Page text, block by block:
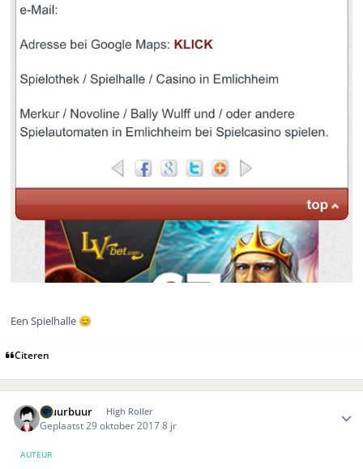
Een Spielhalle 😊
Citeren
Gluurbuur High Roller
Geplaatst 29 oktober 20178 jr
AUTEUR